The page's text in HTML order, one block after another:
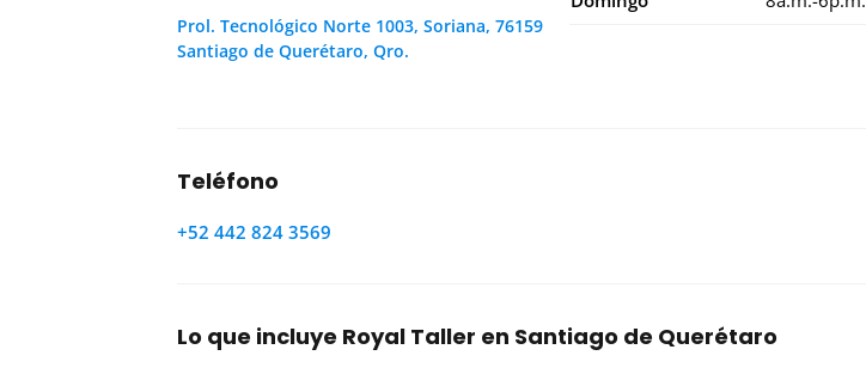
Prol. Tecnológico Norte 1003, Soriana, 76159
Santiago de Querétaro, Qro.
Teléfono
+52 442 824 3569
Lo que incluye Royal Taller en Santiago de Querétaro